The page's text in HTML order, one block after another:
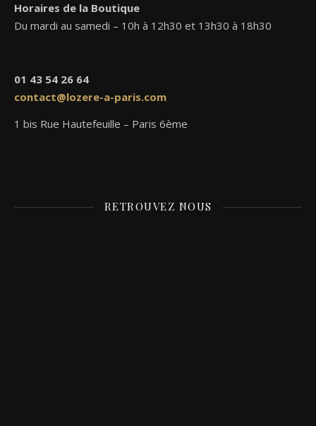
Horaires de la Boutique
Du mardi au samedi – 10h à 12h30 et 13h30 à 18h30
01 43 54 26 64
contact@lozere-a-paris.com
1 bis Rue Hautefeuille – Paris 6ème
RETROUVEZ NOUS